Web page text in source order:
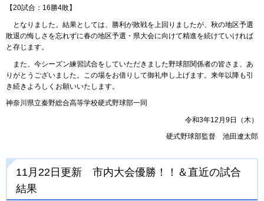
【20試合：16勝4敗】
となりました。結果としては、勝利が敗戦を上回りましたが、秋の地区予選
敗退の悔しさを忘れずに春の地区予選・県大会に向けて精進を続けていければ
と存じます。
また、今シーズン練習試合をしていただきました野球部関係者の皆さま、あ
りがとうございました。この場をお借りして御礼申し上げます。来年以降も引
き続きよろしくお願いいたします。
神奈川県立秦野総合高等学校硬式野球部一同
令和3年12月9日（木）
硬式野球部監督 池田遼太郎
11月22日更新 市内大会優勝！！＆直近の試合
結果